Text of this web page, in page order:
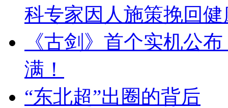
科专家因人施策挽回健
《古剑》首个实机公
满！
“东北超”出圈的背后